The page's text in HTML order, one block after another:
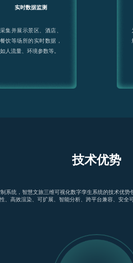
实时数据监测
采集并展示景区、酒店、
餐饮等场所的实时数据，
如人流量、环境参数等。
技术优势
系统，智慧文旅三维可视化数字孪生系统的技术优
、高效渲染、可扩展、智能分析、跨平台兼容、安全